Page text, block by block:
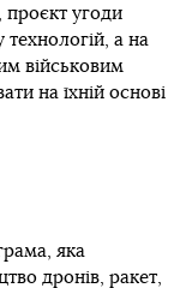
проєкт угоди
а на
військовим
на їхній основі
яка
дронів, ракет,